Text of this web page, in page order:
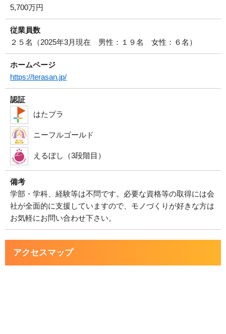
5,700万円
従業員数
２５名（2025年3月現在 男性：１９名 女性：６名）
ホームページ
https://terasan.jp/
認証
はたプラ
ニーフルゴールド
えるぼし（3段階目）
備考
学部・学科、経験等は不問です。必要な資格等の取得には会
社が全面的に支援していますので、モノづくりが好きな方は
お気軽にお問い合わせ下さい。
アクセスマップ